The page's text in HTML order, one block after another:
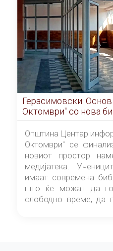
Герасимовски:
Октомври" со нова
од септември
Општина Центар
Октомври" се
новиот простор
медијатека.
имаат современа
што ќе можат да го
слободно време, да